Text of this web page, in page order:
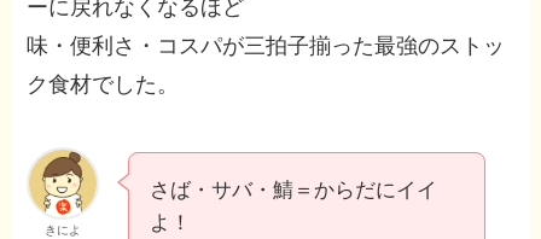
ーに戻れなくなるほど
味・便利さ・コスパが三拍子揃った最強のストッ
ク食材でした。
きによ
さば・サバ・鯖＝からだにイイ
よ！